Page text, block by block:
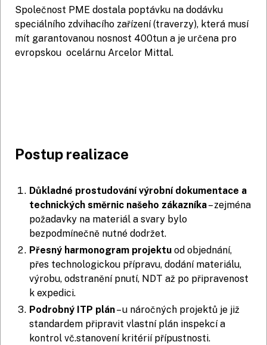
Společnost PME dostala poptávku na dodávku
speciálního zdvihacího zařízení (traverzy), která musí
mít garantovanou nosnost 400tun a je určena pro
evropskou ocelárnu Arcelor Mittal.
Postup realizace
Důkladné prostudování výrobní dokumentace a
technických směrnic našeho zákazníka– zejména
požadavky na materiál a svary bylo
bezpodmínečně nutné dodržet.
Přesný harmonogram projektu od objednání,
přes technologickou přípravu, dodání materiálu,
výrobu, odstranění pnutí, NDT až po připravenost
k expedici.
Podrobný ITP plán– u náročných projektů je již
standardem připravit vlastní plán inspekcí a
kontrol vč.stanovení kritérií přípustnosti.